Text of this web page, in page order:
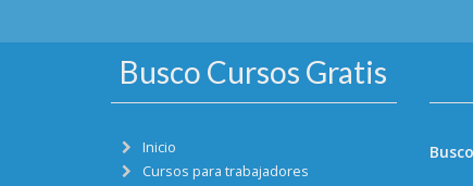
Busco Cursos Gratis
Inicio
Cursos para trabajadores